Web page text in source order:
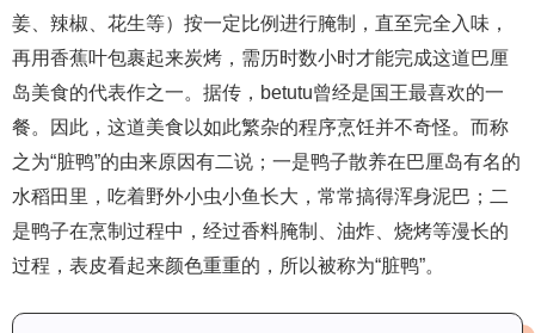
姜、辣椒、花生等）按一定比例进行腌制，直至完全入味，
再用香蕉叶包裹起来炭烤，需历时数小时才能完成这道巴厘
岛美食的代表作之一。据传，betutu曾经是国王最喜欢的一
餐。因此，这道美食以如此繁杂的程序烹饪并不奇怪。而称
之为“脏鸭”的由来原因有二说；一是鸭子散养在巴厘岛有名的
水稻田里，吃着野外小虫小鱼长大，常常搞得浑身泥巴；二
是鸭子在烹制过程中，经过香料腌制、油炸、烧烤等漫长的
过程，表皮看起来颜色重重的，所以被称为“脏鸭”。